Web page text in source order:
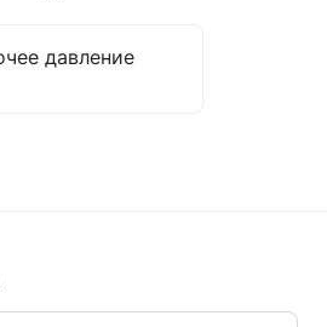
давление